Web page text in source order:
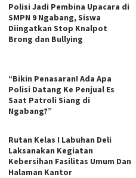
Polisi Jadi Pembina Upacara di
SMPN 9 Ngabang, Siswa
Diingatkan Stop Knalpot
Brong dan Bullying
“Bikin Penasaran! Ada Apa
Polisi Datang Ke Penjual Es
Saat Patroli Siang di
Ngabang?”
Rutan Kelas I Labuhan Deli
Laksanakan Kegiatan
Kebersihan Fasilitas Umum Dan
Halaman Kantor